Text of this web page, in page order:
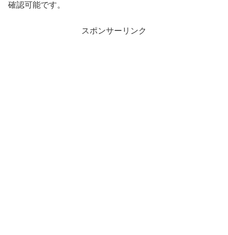
確認可能です。
スポンサーリンク